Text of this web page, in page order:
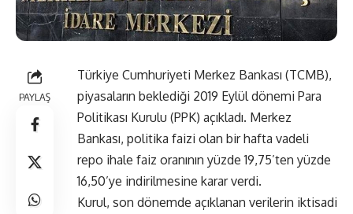
PAYLAŞ
Türkiye Cumhuriyeti Merkez Bankası (TCMB),
piyasaların beklediği 2019 Eylül dönemi Para
Politikası Kurulu (PPK) açıkladı. Merkez
Bankası, politika faizi olan bir hafta vadeli
repo ihale faiz oranının yüzde 19,75’ten yüzde
16,50’ye indirilmesine karar verdi.
Kurul, son dönemde açıklanan verilerin iktisadi